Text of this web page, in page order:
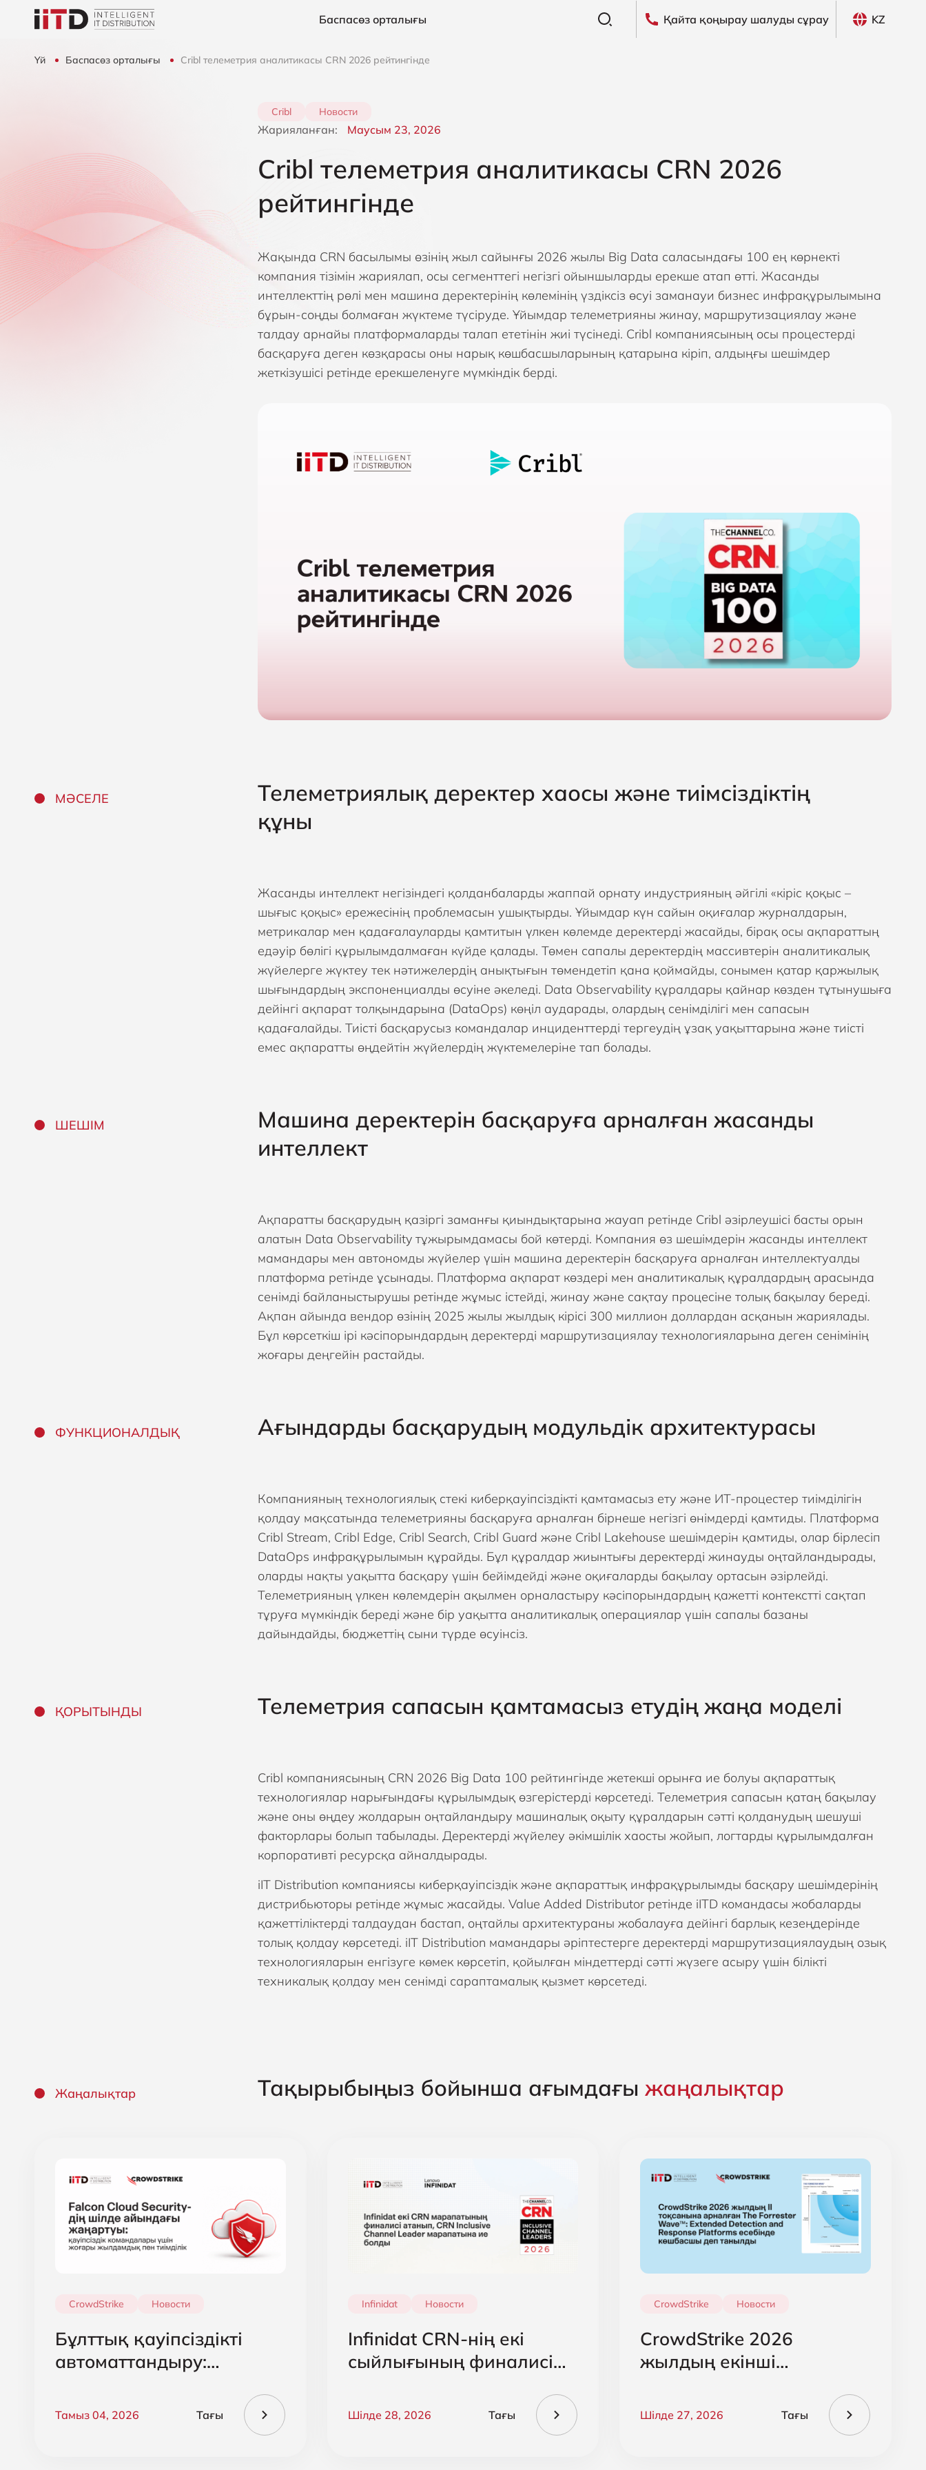
Баспасөз орталығы Қайта қоңырау шалуды сұрау KZ
Үй Баспасөз орталығы Cribl телеметрия аналитикасы CRN 2026 рейтингінде
Cribl Новости
Жарияланған: Маусым 23, 2026
Cribl телеметрия аналитикасы CRN 2026
рейтингінде
Жақында CRN басылымы өзінің жыл сайынғы 2026 жылы Big Data саласындағы 100 ең көрнекті
компания тізімін жариялап, осы сегменттегі негізгі ойыншыларды ерекше атап өтті. Жасанды
интеллекттің рөлі мен машина деректерінің көлемінің үздіксіз өсуі заманауи бизнес инфрақұрылымына
бұрын-соңды болмаған жүктеме түсіруде. Ұйымдар телеметрияны жинау, маршрутизациялау және
талдау арнайы платформаларды талап ететінін жиі түсінеді. Cribl компаниясының осы процестерді
басқаруға деген көзқарасы оны нарық көшбасшыларының қатарына кіріп, алдыңғы шешімдер
жеткізушісі ретінде ерекшеленуге мүмкіндік берді.
МӘСЕЛЕ
Телеметриялық деректер хаосы және тиімсіздіктің
құны
Жасанды интеллект негізіндегі қолданбаларды жаппай орнату индустрияның әйгілі «кіріс қоқыс –
шығыс қоқыс» ережесінің проблемасын ушықтырды. Ұйымдар күн сайын оқиғалар журналдарын,
метрикалар мен қадағалауларды қамтитын үлкен көлемде деректерді жасайды, бірақ осы ақпараттың
едәуір бөлігі құрылымдалмаған күйде қалады. Төмен сапалы деректердің массивтерін аналитикалық
жүйелерге жүктеу тек нәтижелердің анықтығын төмендетіп қана қоймайды, сонымен қатар қаржылық
шығындардың экспоненциалды өсуіне әкеледі. Data Observability құралдары қайнар көзден тұтынушыға
дейінгі ақпарат толқындарына (DataOps) көңіл аударады, олардың сенімділігі мен сапасын
қадағалайды. Тиісті басқарусыз командалар инциденттерді тергеудің ұзақ уақыттарына және тиісті
емес ақпаратты өңдейтін жүйелердің жүктемелеріне тап болады.
ШЕШІМ
Машина деректерін басқаруға арналған жасанды
интеллект
Ақпаратты басқарудың қазіргі заманғы қиындықтарына жауап ретінде Cribl әзірлеушісі басты орын
алатын Data Observability тұжырымдамасы бой көтерді. Компания өз шешімдерін жасанды интеллект
мамандары мен автономды жүйелер үшін машина деректерін басқаруға арналған интеллектуалды
платформа ретінде ұсынады. Платформа ақпарат көздері мен аналитикалық құралдардың арасында
сенімді байланыстырушы ретінде жұмыс істейді, жинау және сақтау процесіне толық бақылау береді.
Ақпан айында вендор өзінің 2025 жылы жылдық кірісі 300 миллион доллардан асқанын жариялады.
Бұл көрсеткіш ірі кәсіпорындардың деректерді маршрутизациялау технологияларына деген сенімінің
жоғары деңгейін растайды.
ФУНКЦИОНАЛДЫҚ Ағындарды басқарудың модульдік архитектурасы
Компанияның технологиялық стекі киберқауіпсіздікті қамтамасыз ету және ИТ-процестер тиімділігін
қолдау мақсатында телеметрияны басқаруға арналған бірнеше негізгі өнімдерді қамтиды. Платформа
Cribl Stream, Cribl Edge, Cribl Search, Cribl Guard және Cribl Lakehouse шешімдерін қамтиды, олар бірлесіп
DataOps инфрақұрылымын құрайды. Бұл құралдар жиынтығы деректерді жинауды оңтайландырады,
оларды нақты уақытта басқару үшін бейімдейді және оқиғаларды бақылау ортасын әзірлейді.
Телеметрияның үлкен көлемдерін ақылмен орналастыру кәсіпорындардың қажетті контекстті сақтап
тұруға мүмкіндік береді және бір уақытта аналитикалық операциялар үшін сапалы базаны
дайындайды, бюджеттің сыни түрде өсуінсіз.
ҚОРЫТЫНДЫ Телеметрия сапасын қамтамасыз етудің жаңа моделі
Cribl компаниясының CRN 2026 Big Data 100 рейтингінде жетекші орынға ие болуы ақпараттық
технологиялар нарығындағы құрылымдық өзгерістерді көрсетеді. Телеметрия сапасын қатаң бақылау
және оны өңдеу жолдарын оңтайландыру машиналық оқыту құралдарын сәтті қолданудың шешуші
факторлары болып табылады. Деректерді жүйелеу әкімшілік хаосты жойып, логтарды құрылымдалған
корпоративті ресурсқа айналдырады.
iIT Distribution компаниясы киберқауіпсіздік және ақпараттық инфрақұрылымды басқару шешімдерінің
дистрибьюторы ретінде жұмыс жасайды. Value Added Distributor ретінде iITD командасы жобаларды
қажеттіліктерді талдаудан бастап, оңтайлы архитектураны жобалауға дейінгі барлық кезеңдерінде
толық қолдау көрсетеді. iIT Distribution мамандары әріптестерге деректерді маршрутизациялаудың озық
технологияларын енгізуге көмек көрсетіп, қойылған міндеттерді сәтті жүзеге асыру үшін білікті
техникалық қолдау мен сенімді сараптамалық қызмет көрсетеді.
Жаңалықтар Тақырыбыңыз бойынша ағымдағы жаңалықтар
CrowdStrike Новости
Бұлттық қауіпсіздікті
автоматтандыру:
Security жаңартуы
Тамыз 04, 2026 Тағы
Infinidat Новости
Infinidat CRN-нің екі
сыйлығының финалисі
Inclusive Channel Leader
Шілде 28, 2026 Тағы
CrowdStrike Новости
CrowdStrike 2026
жылдың екінші
Forrester Wave есебінде
Шілде 27, 2026 Тағы